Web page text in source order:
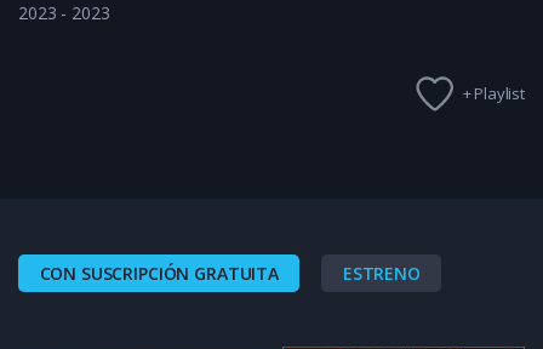
2023 - 2023
+ Playlist
CON SUSCRIPCIÓN GRATUITA ESTRENO